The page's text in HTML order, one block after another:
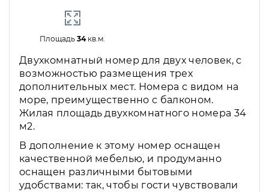
Площадь34кв.м.
Двухкомнатный номер для двух человек, с
возможностью размещения трех
дополнительных мест. Номера с видом на
море, преимущественно с балконом.
Жилая площадь двухкомнатного номера 34
м2.
В дополнение к этому номер оснащен
качественной мебелью, и продуманно
оснащен различными бытовыми
удобствами: так, чтобы гости чувствовали